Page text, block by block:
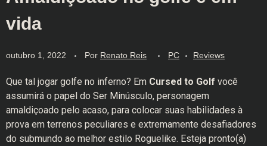
vida
outubro 1, 2022 Por Renato Reis PC Reviews
Que tal jogar golfe no inferno? Em Cursed to Golf você
assumirá o papel do Ser Minúsculo, personagem
amaldiçoado pelo acaso, para colocar suas habilidades à
prova em terrenos peculiares e extremamente desafiadores
do submundo ao melhor estilo Roguelike. Esteja pronto(a)